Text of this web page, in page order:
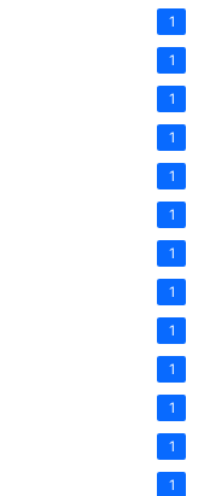
1
1
1
1
1
1
1
1
1
1
1
1
1